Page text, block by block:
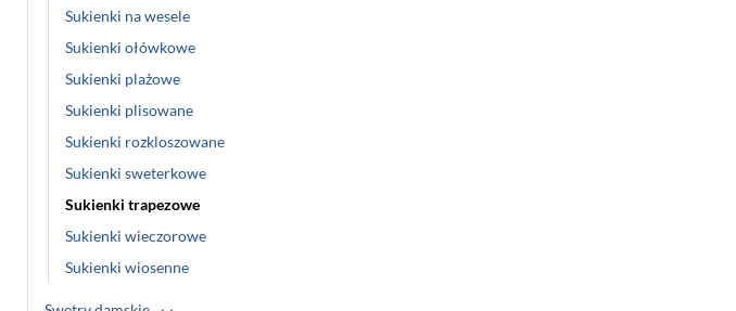
Sukienki na wesele
Sukienki ołówkowe
Sukienki plażowe
Sukienki plisowane
Sukienki rozkloszowane
Sukienki sweterkowe
Sukienki trapezowe
Sukienki wieczorowe
Sukienki wiosenne